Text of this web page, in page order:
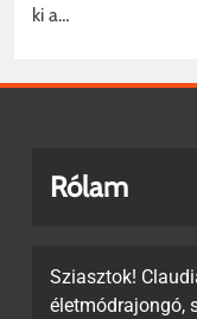
ki a…
Rólam
Sziasztok!
életmódrajongó,